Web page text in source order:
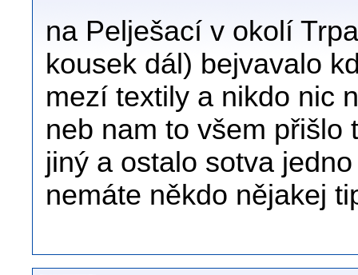
na Pelješací v okolí
kousek dál) bejvavalo
mezí textily a nikdo nic
neb nam to všem přišlo
jiný a ostalo sotva
nemáte někdo nějakej